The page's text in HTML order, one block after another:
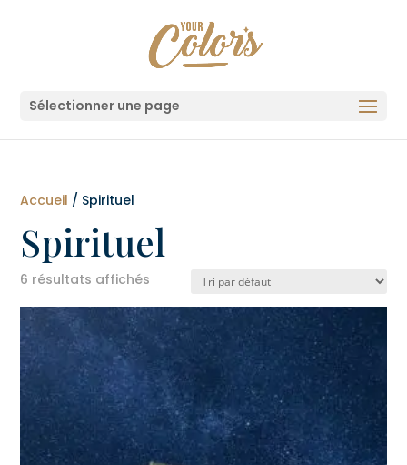
Sélectionner une page
Accueil / Spirituel
Spirituel
6 résultats affichés